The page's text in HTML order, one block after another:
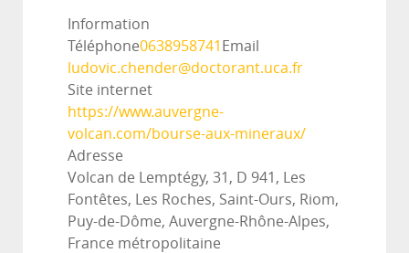
Information
Téléphone0638958741 Email
ludovic.chender@doctorant.uca.fr
Site internet
https://www.auvergne-
volcan.com/bourse-aux-mineraux/
Adresse
Volcan de Lemptégy, 31, D 941, Les
Fontêtes, Les Roches, Saint-Ours, Riom,
Puy-de-Dôme, Auvergne-Rhône-Alpes,
France métropolitaine